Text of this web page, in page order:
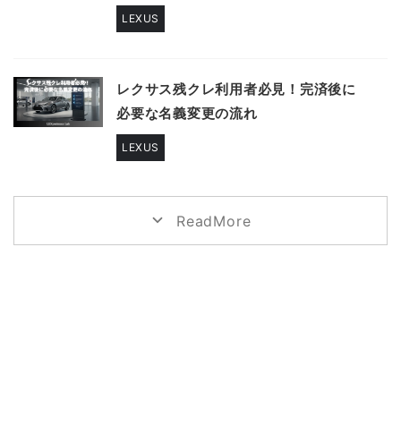
LEXUS
レクサス残クレ利用者必見！完済後に
必要な名義変更の流れ
LEXUS
ReadMore